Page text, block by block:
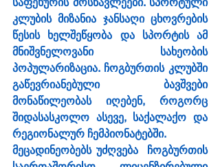
კლუბის მიზანია ჯანსაღი ცხოვრების
წესის ხელშეწყობა და სპორტის ამ
მნიშვნელოვანი სახეობის
პოპულარიზაცია. ჩოგბურთის კლუბში
გაწევრიანებული ბავშვები
მონაწილეობას იღებენ, როგორც
შიდასასკოლო ასევე, საქალაქო და
რეგიონალურ ჩემპიონატებში.
მეცადინეობებს უძღვება  ჩოგბურთის